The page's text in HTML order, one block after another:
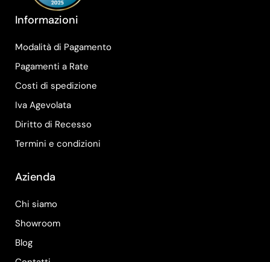
Informazioni
Modalità di Pagamento
Pagamenti a Rate
Costi di spedizione
Iva Agevolata
Diritto di Recesso
Termini e condizioni
Azienda
Chi siamo
Showroom
Blog